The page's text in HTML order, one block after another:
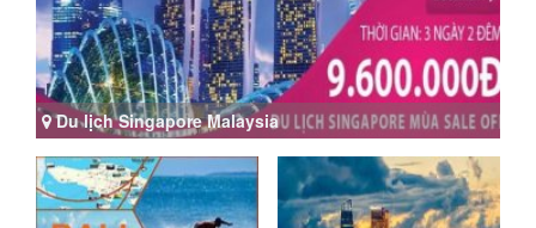
Du lịch Singapore Malaysia